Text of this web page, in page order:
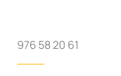
976 58 20 61